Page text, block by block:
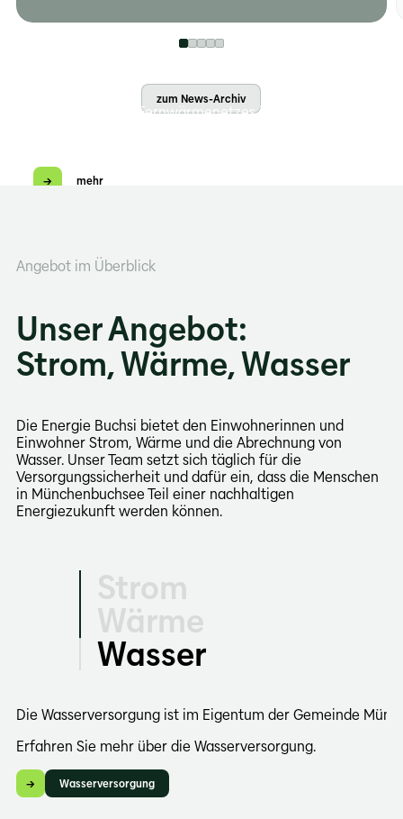
Der Ausbau des Fernwärmenetzes im Abschnitt
mehr
zum News-Archiv
Angebot im Überblick
Unser Angebot:
Strom, Wärme, Wasser
Die Energie Buchsi bietet den Einwohnerinnen und
Einwohner Strom, Wärme und die Abrechnung von
Wasser. Unser Team setzt sich täglich für die
Versorgungssicherheit und dafür ein, dass die Menschen
in Münchenbuchsee Teil einer nachhaltigen
Energiezukunft werden können.
Strom
Wärme
Wasser
Wir liefern zuverlässigen und nachhaltigen Strom für
verschiedenen Stromprodukten bieten wir Lösungen, die
zu Ihren Bedürfnissen passen.
Erfahren Sie mehr über unsere Versorgung und Tarife.
Wir liefern zuverlässige und nachhaltige Wärme aus
Schulen. Eine Wärmeversorgung die zu Ihren
Bedürfnissen passt.
Erfahren Sie mehr über unsere Versorgung und Tarife.
Die Wasserversorgung ist im Eigentum der Gemeinde
Erfahren Sie mehr über die Wasserversorgung.
Wasserversorgung